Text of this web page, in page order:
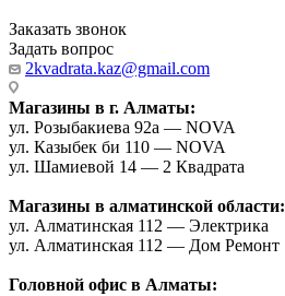
Заказать звонок
Задать вопрос
2kvadrata.kaz@gmail.com
Магазины в г. Алматы:
ул. Розыбакиева 92а — NOVA
ул. Казыбек би 110 — NOVA
ул. Шамиевой 14 — 2 Квадрата
Магазины в алматинской области:
ул. Алматинская 112 — Электрика
ул. Алматинская 112 — Дом Ремонт
Головной офис в Алматы: